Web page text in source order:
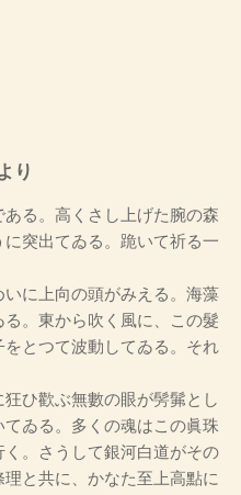
り
る。高くさし上げた腕の森
突出てゐる。跪いて祈る一
に上向の頭がみえる。海藻
。東から吹く風に、この髮
とつて波動してゐる。それ
ひ歡ぶ無數の眼が髣髴とし
ゐる。多くの魂はこの眞珠
。さうして銀河白道がその
と共に、かなた至上高點に